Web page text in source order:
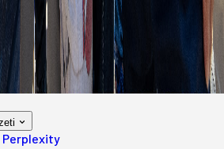
Perplexity